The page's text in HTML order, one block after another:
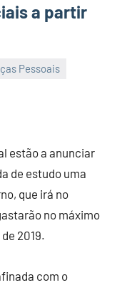
a partir
Pessoais
estão a anunciar
de estudo uma
que irá no
no máximo
2019.
com o